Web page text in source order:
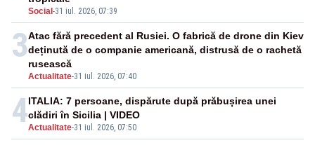
Social -31 iul. 2026, 07:39
3
Actualitate-31 iul. 2026, 07:40
Atac fără precedent al Rusiei. O fabrică de drone din Kiev
deținută de o companie americană, distrusă de o rachetă
rusească
4Actualitate-31 iul. 2026, 07:50
ITALIA: 7 persoane, dispărute după prăbușirea unei
clădiri în Sicilia | VIDEO